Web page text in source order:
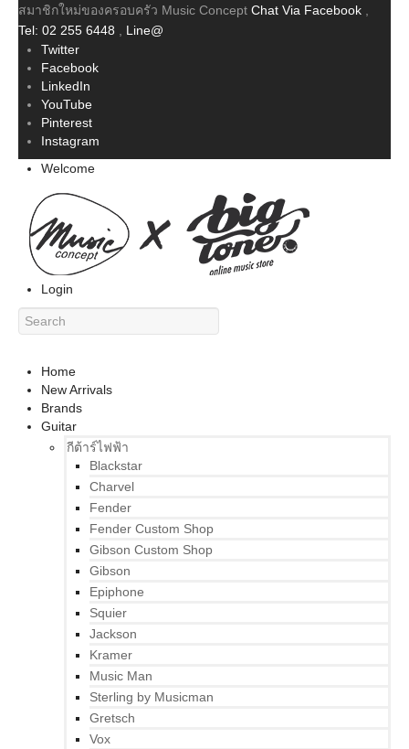
สมาชิกใหม่ของครอบครัว Music Concept Chat Via Facebook
Tel: 02 255 6448
Line@
Twitter
Facebook
LinkedIn
YouTube
Pinterest
Instagram
Welcome
Login
Home
New Arrivals
Brands
Guitar
กีต้าร์ไฟฟ้า
Blackstar
Charvel
Fender
Fender Custom Shop
Gibson Custom Shop
Gibson
Epiphone
Squier
Jackson
Kramer
Music Man
Sterling by Musicman
Gretsch
Vox